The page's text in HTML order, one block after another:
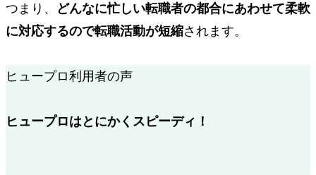
つまり、 どんなに忙しい転職者の都合にあわせて柔軟
に対応するので転職活動が短縮されます。
ヒュープロ利用者の声
ヒュープロはとにかくスピーディ！